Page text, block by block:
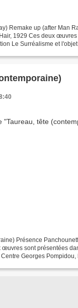
Remake up (after Man
1929 Ces deux
Le Surréalisme et
Présence
œuvres sont présentées
Georges Pompidou,